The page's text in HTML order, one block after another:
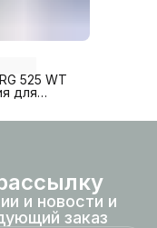
525 WT
для
и новости и
заказ